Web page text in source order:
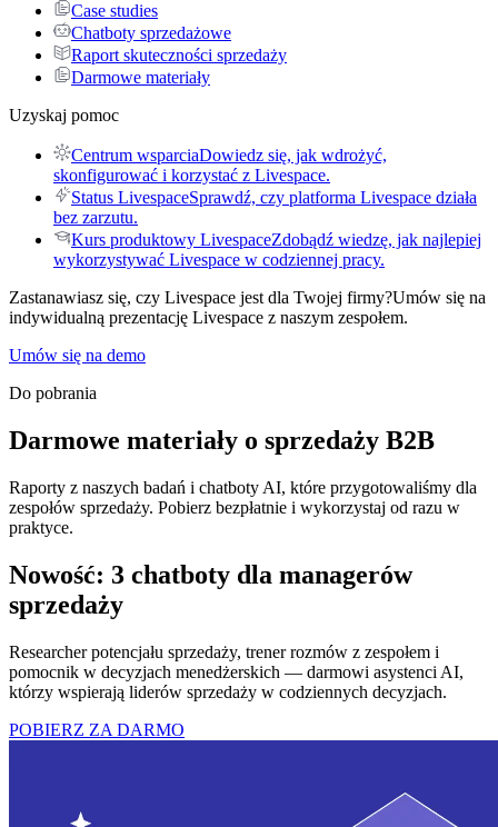
Case studies
Chatboty sprzedażowe
Raport skuteczności sprzedaży
Darmowe materiały
Uzyskaj pomoc
Centrum wsparciaDowiedz się, jak wdrożyć,
skonfigurować i korzystać z Livespace.
Status LivespaceSprawdź, czy platforma Livespace działa
bez zarzutu.
Kurs produktowy LivespaceZdobądź wiedzę, jak najlepiej
wykorzystywać Livespace w codziennej pracy.
Zastanawiasz się, czy Livespace jest dla Twojej firmy?Umów się na
indywidualną prezentację Livespace z naszym zespołem.
Umów się na demo
Do pobrania
Darmowe materiały o sprzedaży B2B
Raporty z naszych badań i chatboty AI, które przygotowaliśmy dla
zespołów sprzedaży. Pobierz bezpłatnie i wykorzystaj od razu w
praktyce.
Nowość: 3 chatboty dla managerów
sprzedaży
Researcher potencjału sprzedaży, trener rozmów z zespołem i
pomocnik w decyzjach menedżerskich — darmowi asystenci AI,
którzy wspierają liderów sprzedaży w codziennych decyzjach.
POBIERZ ZA DARMO